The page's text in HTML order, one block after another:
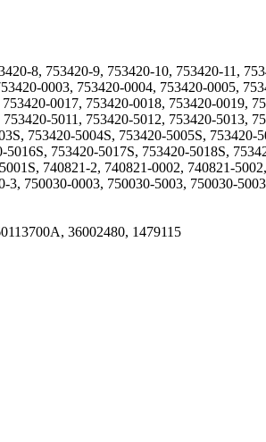
8, 753420-9, 753420-10, 753420-11,
0003, 753420-0004, 753420-0005,
0017, 753420-0018, 753420-0019,
5011, 753420-5012, 753420-5013,
753420-5004S, 753420-5005S,
753420-5017S, 753420-5018S,
740821-2, 740821-0002, 740821-
750030-0003, 750030-5003, 750030-
36002480, 1479115